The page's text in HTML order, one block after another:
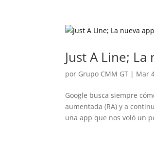
Just A Line;
por Grupo CMM GT | Mar
Google busca siempre
aumentada (RA) y a
una app que nos voló un